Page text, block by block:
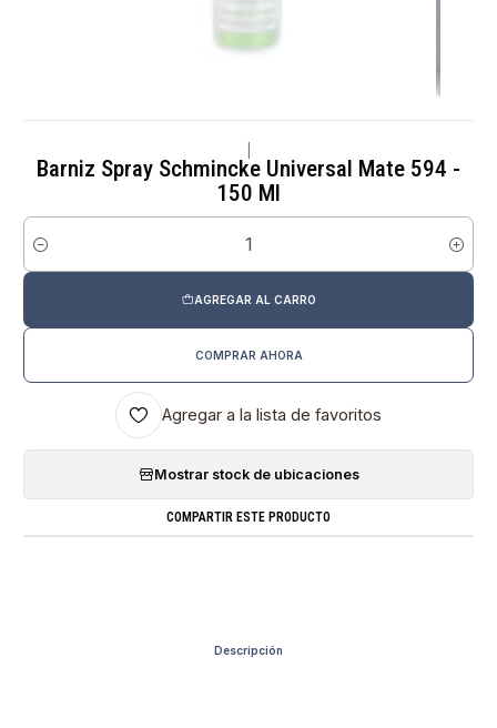
Barniz Spray Schmincke Universal Mate 594 -
150 Ml
Cantidad
AGREGAR AL CARRO
COMPRAR AHORA
Agregar a la lista de favoritos
Mostrar stock de ubicaciones
COMPARTIR ESTE PRODUCTO
Descripción